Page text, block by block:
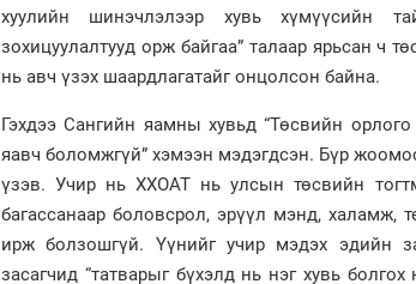
хуулийн шинэчлэлээр хувь хүмүүсийн
зохицуулалтууд орж байгаа” талаар ярьсан ч
нь авч үзэх шаардлагатайг онцолсон байна.
Гэхдээ Сангийн яамны хувьд “Төсвийн
яавч боломжгүй” хэмээн мэдэгдсэн. Бүр
үзэв. Учир нь ХХОАТ нь улсын төсвийн
багассанаар боловсрол, эрүүл мэнд, халамж,
ирж болзошгүй. Үүнийг учир мэдэх эдийн
засагчид “татварыг бүхэлд нь нэг хувь